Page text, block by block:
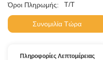
Όροι Πληρωμής: Τ/Τ
Συνομιλία Τώρα
Πληροφορίες Λεπτομέρειας